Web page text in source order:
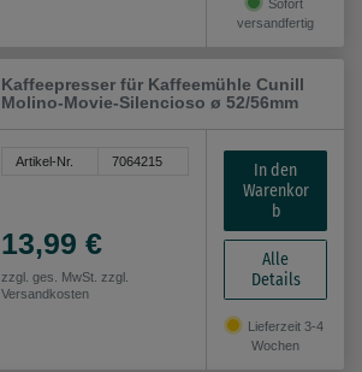
Sofort
versandfertig
Kaffeepresser für Kaffeemühle Cunill
Molino-Movie-Silencioso ø 52/56mm
Artikel-Nr. 7064215
13,99 €
zzgl. ges. MwSt. zzgl.
Versandkosten
In den
Warenkor
b
Alle
Details
Lieferzeit 3-4
Wochen